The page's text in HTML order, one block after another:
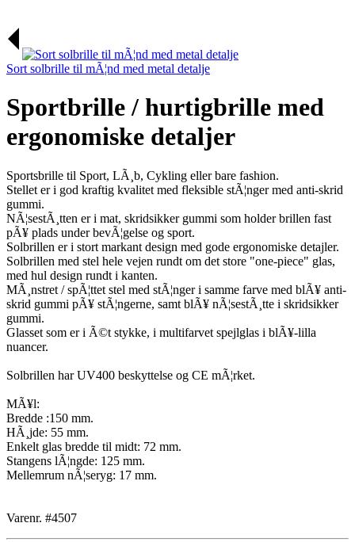
Sort solbrille til mÃ¦nd med metal detalje
Sportbrille / hurtigbrille med
ergonomiske detaljer
Sportsbrille til Sport, LÃ¸b, Cykling eller bare fashion.
Stellet er i god kraftig kvalitet med fleksible stÃ¦nger med anti-skrid
gummi.
NÃ¦sestÃ¸tten er i mat, skridsikker gummi som holder brillen fast
pÃ¥ plads under bevÃ¦gelse og sport.
Solbrillen er i stort markant design med gode ergonomiske detajler.
Solbrillen med stel hele vejen rundt om det store "one-piece" glas,
med hul design rundt i kanten.
MÃ¸nstret / spÃ¦ttet stel med stÃ¦nger i samme farve med blÃ¥ anti-
skrid gummi pÃ¥ stÃ¦ngerne, samt blÃ¥ nÃ¦sestÃ¸tte i skridsikker
gummi.
Glasset som er i Ã©t stykke, i multifarvet spejlglas i blÃ¥-lilla
nuancer.
Solbrillen har UV400 beskyttelse og CE mÃ¦rket.
MÃ¥l:
Bredde :150 mm.
HÃ¸jde: 55 mm.
Enkelt glas bredde til midt: 72 mm.
Stangens lÃ¦ngde: 125 mm.
Mellemrum nÃ¦seryg: 17 mm.
Varenr. #4507